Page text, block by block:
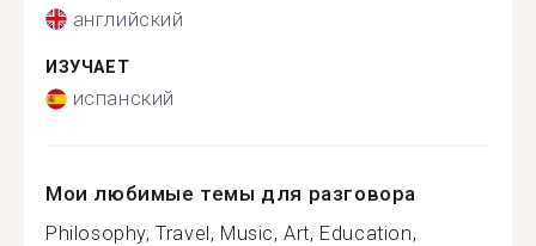
английский
ИЗУЧАЕТ
испанский
Мои любимые темы для разговора
Philosophy, Travel, Music, Art, Education,